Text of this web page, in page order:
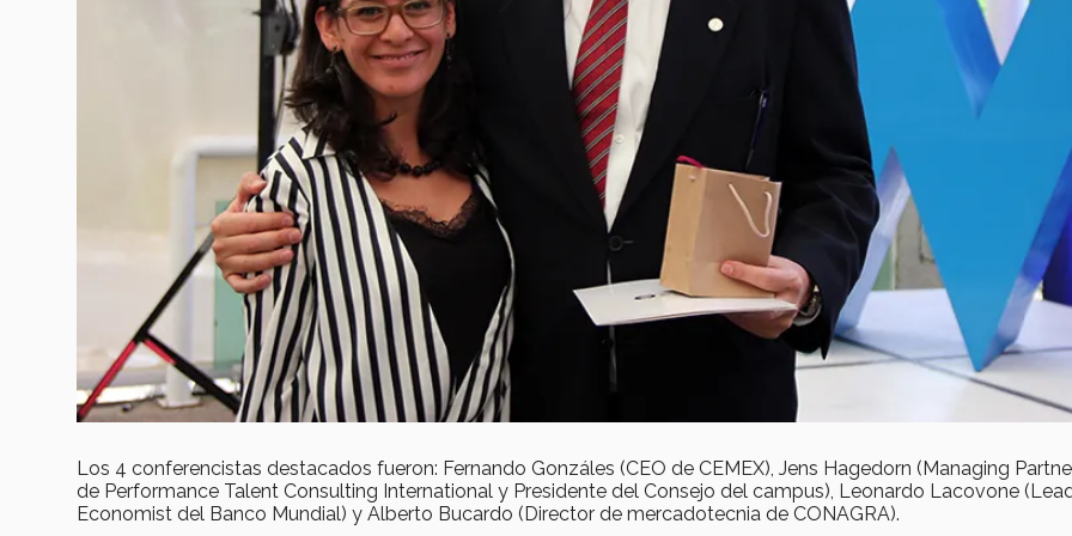
Los 4 conferencistas destacados fueron: Fernando Gonzáles (CEO de CEMEX), Jens Hagedorn (Managing
de Performance Talent Consulting International y Presidente del Consejo del campus), Leonardo Lacovone
Economist del Banco Mundial) y Alberto Bucardo (Director de mercadotecnia de CONAGRA).